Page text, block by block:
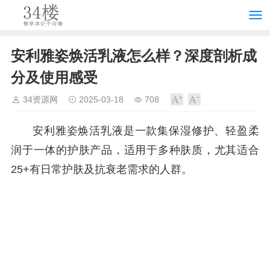
安利雅姿焕活乳液怎么样？深度剖析成
分及使用感受
34资源网 2025-03-18 708
安利雅姿焕活乳液是一款集保湿修护、轻盈柔
润于一体的护肤产品，适用于多种肤质，尤其适合
25+有日常护肤及抗衰老需求的人群。